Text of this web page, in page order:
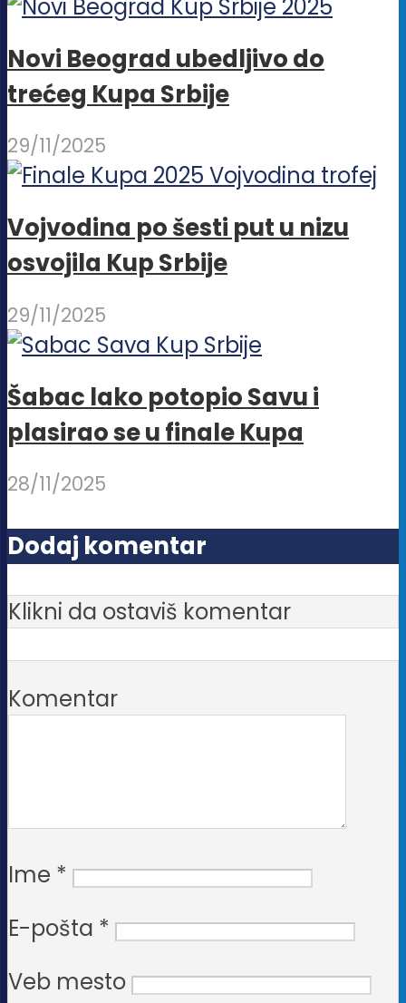
stranici
proizvoda.
Novi Beograd ubedljivo do
trećeg Kupa Srbije
29/11/2025
Vojvodina po šesti put u nizu
osvojila Kup Srbije
29/11/2025
Šabac lako potopio Savu i
plasirao se u finale Kupa
28/11/2025
Dodaj komentar
Klikni da ostaviš komentar
Komentar
Ime *
E-pošta *
Veb mesto